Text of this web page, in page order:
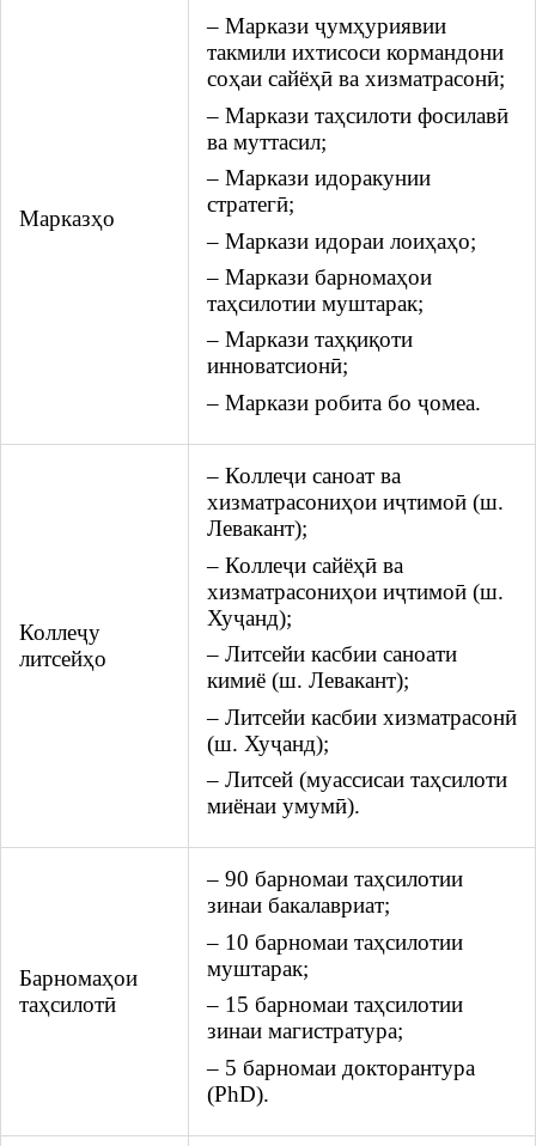
Марказҳо
– Маркази ҷумҳуриявии
такмили ихтисоси кормандони
соҳаи сайёҳӣ ва хизматрасонӣ;
– Маркази таҳсилоти фосилавӣ
ва муттасил;
– Маркази идоракунии
стратегӣ;
– Маркази идораи лоиҳаҳо;
– Маркази барномаҳои
таҳсилотии муштарак;
– Маркази таҳқиқоти
инноватсионӣ;
– Маркази робита бо ҷомеа.
Коллеҷу
литсейҳо
– Коллеҷи саноат ва
хизматрасониҳои иҷтимоӣ (ш.
Левакант);
– Коллеҷи сайёҳӣ ва
хизматрасониҳои иҷтимоӣ (ш.
Хуҷанд);
– Литсейи касбии саноати
кимиё (ш. Левакант);
– Литсейи касбии хизматрасонӣ
(ш. Хуҷанд);
– Литсей (муассисаи таҳсилоти
миёнаи умумӣ).
Барномаҳои
таҳсилотӣ
– 90 барномаи таҳсилотии
зинаи бакалавриат;
– 10 барномаи таҳсилотии
муштарак;
– 15 барномаи таҳсилотии
зинаи магистратура;
– 5 барномаи докторантура
(PhD).